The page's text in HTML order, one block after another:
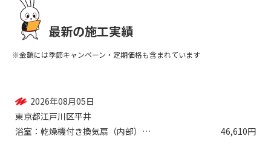
最新の施工実績
※金額には季節キャンペーン・定期価格も含まれています
2026年08月05日
東京都江戸川区平井
浴室：乾燥機付き換気扇（内部） , 浴室...
46,610円